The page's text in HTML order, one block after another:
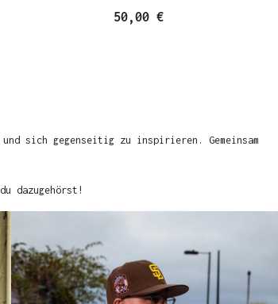
50,00 €
sich gegenseitig zu inspirieren. Gemeinsam
dazugehörst!